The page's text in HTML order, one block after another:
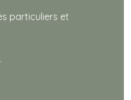
particuliers et